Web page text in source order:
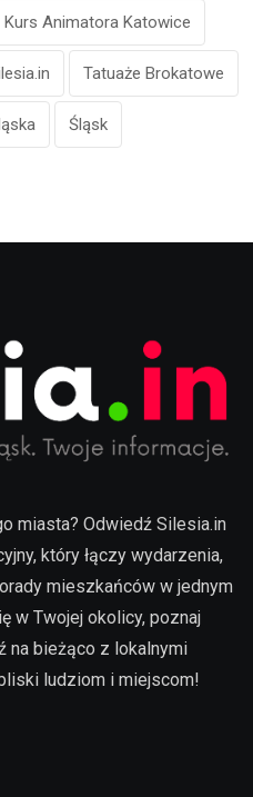
Kurs Animatora Katowice
Tatuaże Brokatowe
Śląsk
miasta? Odwiedź Silesia.in
który łączy wydarzenia,
mieszkańców w jednym
w Twojej okolicy, poznaj
na bieżąco z lokalnymi
ludziom i miejscom!